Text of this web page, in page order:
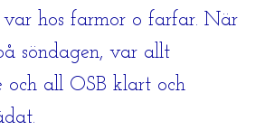
var hos farmor o farfar. När
söndagen, var allt
och all OSB klart och